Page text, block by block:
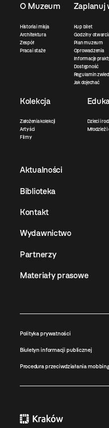
O Muzeum
Historia i misja
Architektura
Zespół
Praca i staże
Zaplanuj
Kup bilet
Godziny
Plan muzeum
Oprowadzenia
Informacje
Dostępność
Regulamin
Jak dojechać
Kolekcja
Założenia kolekcji
Artyści
Filmy
Dzieci i
Młodzież
Aktualności
Biblioteka
Kontakt
Wydawnictwo
Partnerzy
Materiały prasowe
Polityka prywatności
Biuletyn informacji publicznej
Procedura przeciwdziałania